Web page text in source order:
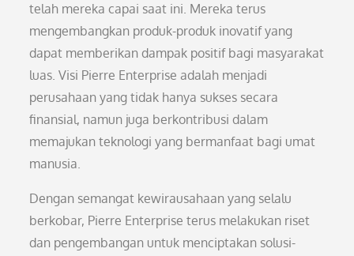
telah mereka capai saat ini. Mereka terus
mengembangkan produk-produk inovatif yang
dapat memberikan dampak positif bagi masyarakat
luas. Visi Pierre Enterprise adalah menjadi
perusahaan yang tidak hanya sukses secara
finansial, namun juga berkontribusi dalam
memajukan teknologi yang bermanfaat bagi umat
manusia.
Dengan semangat kewirausahaan yang selalu
berkobar, Pierre Enterprise terus melakukan riset
dan pengembangan untuk menciptakan solusi-